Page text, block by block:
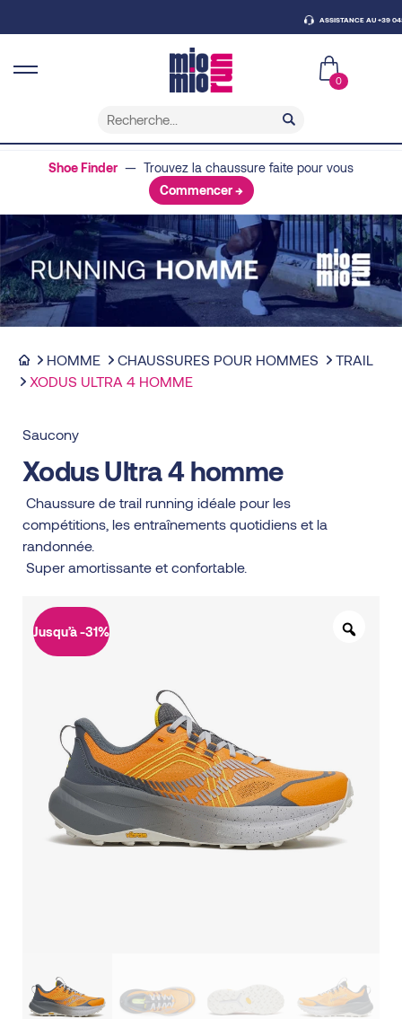
ASSISTANCE AU +39 0438
0
Shoe Finder — Trouvez la chaussure faite pour vous
Commencer →
HOMME CHAUSSURES POUR HOMMES
TRAIL
XODUS ULTRA 4 HOMME
Saucony
Xodus Ultra 4 homme
Chaussure de trail running idéale pour les
compétitions, les entraînements quotidiens et la
randonnée.
Super amortissante et confortable.
Jusqu’à -31%